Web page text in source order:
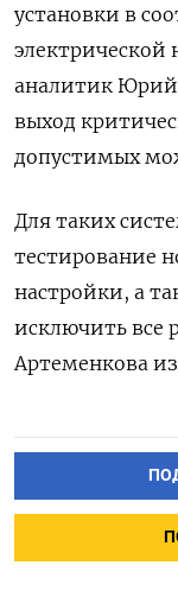
установки в
электрической
аналитик Юрий
выход
допустимых
Для таких
тестирование
настройки, а
исключить все
Артеменкова